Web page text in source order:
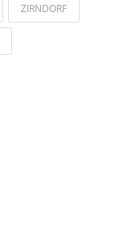
ZIRNDORF